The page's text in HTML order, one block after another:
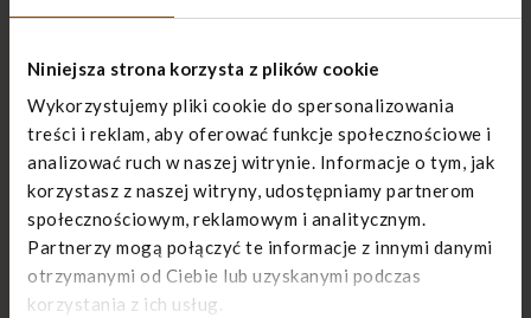
Niniejsza strona korzysta z plików cookie
Wykorzystujemy pliki cookie do spersonalizowania
treści i reklam, aby oferować funkcje społecznościowe i
analizować ruch w naszej witrynie. Informacje o tym, jak
korzystasz z naszej witryny, udostępniamy partnerom
społecznościowym, reklamowym i analitycznym.
Partnerzy mogą połączyć te informacje z innymi danymi
otrzymanymi od Ciebie lub uzyskanymi podczas
korzystania z ich usług.
gotowości do pomocy, zrobienia
wszystkiego, aby ulżyć w cierpieniu.
Zapewnij choremu spokój, wygodne
ułożenie (tak, jak chory lubił wcześniej).
Ostatnim zmysłem, który umiera jest dotyk.
Dlatego ważne, aby chory czuł, że jest się
przy nim. Możesz trzymać go za rękę,